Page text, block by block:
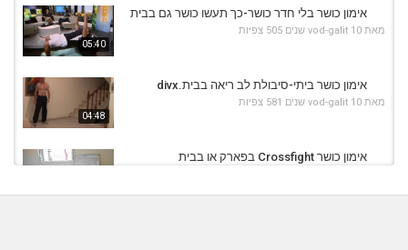
05:40
אימון כושר בלי חדר כושר-כך תעשו כושר גם בבית
מאת vod-galit 10 שנים 505 צפיות
04:48
אימון כושר ביתי-סיבולת לב ריאה בבית.divx
מאת vod-galit 10 שנים 581 צפיות
אימון כושר Crossfight בפארק או בבית